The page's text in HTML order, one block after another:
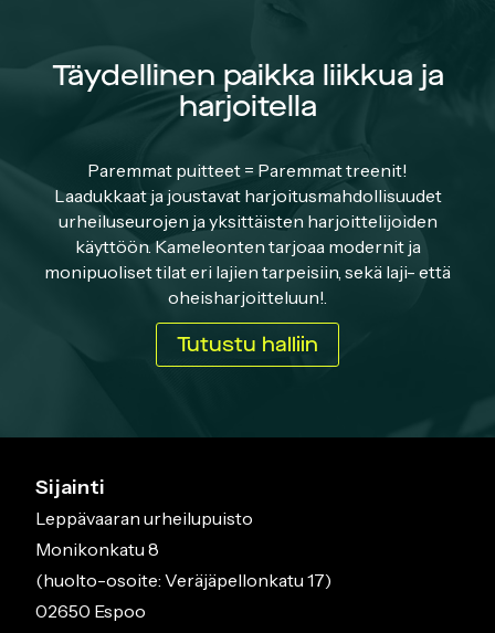
Täydellinen paikka liikkua ja
harjoitella
Paremmat puitteet = Paremmat treenit!
Laadukkaat ja joustavat harjoitusmahdollisuudet
urheiluseurojen ja yksittäisten harjoittelijoiden
käyttöön. Kameleonten tarjoaa modernit ja
monipuoliset tilat eri lajien tarpeisiin, sekä laji- että
oheisharjoitteluun!.
Tutustu halliin
Sijainti
Leppävaaran urheilupuisto
Monikonkatu 8
(huolto-osoite: Veräjäpellonkatu 17)
02650 Espoo